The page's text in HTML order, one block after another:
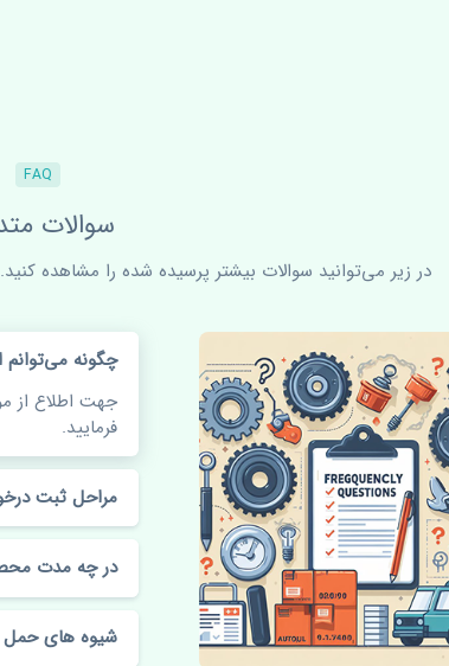
FAQ
سوالات
در زیر می‌توانید سوالات بیشتر پرسیده شده را مشاهده
چگونه
جهت اطلاع از
فرمایید.
مراحل ثبت
در چه مدت
شیوه های حمل